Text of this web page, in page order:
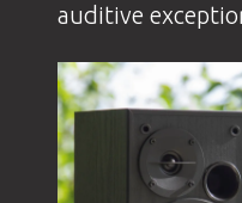
auditive